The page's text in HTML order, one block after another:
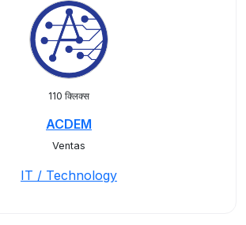
110 क्लिक्स
ACDEM
Ventas
IT / Technology